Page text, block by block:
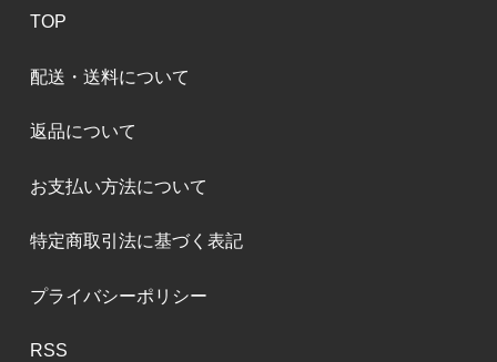
TOP
配送・送料について
返品について
お支払い方法について
特定商取引法に基づく表記
プライバシーポリシー
RSS